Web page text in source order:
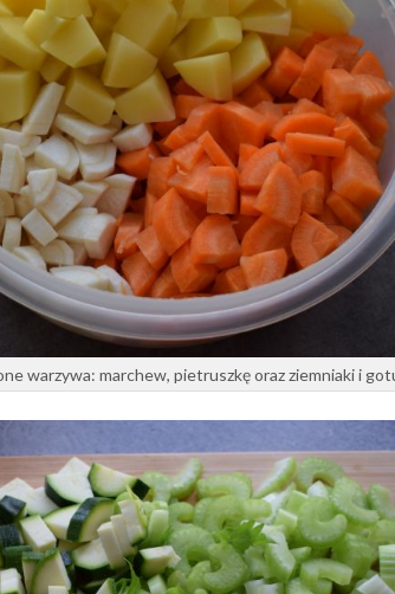
warzywa: marchew, pietruszkę oraz ziemniaki i